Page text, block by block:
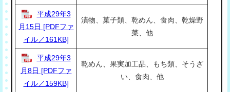
平成29年3
月15日 [PDFファ
イル／161KB]
漬物、菓子類、乾めん、食肉、乾燥野
菜、他
平成29年3
月8日 [PDFファ
イル／159KB]
乾めん、果実加工品、もち類、そうざ
い、食肉、他